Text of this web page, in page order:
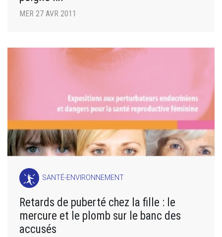
MER 27 AVR 2011
SANTÉ-ENVIRONNEMENT
Retards de puberté chez la fille : le
mercure et le plomb sur le banc des
accusés